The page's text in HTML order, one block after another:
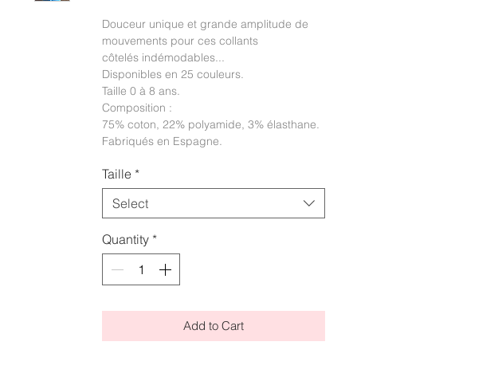
Douceur unique et grande amplitude de
mouvements pour ces collants
côtelés indémodables...
Disponibles en 25 couleurs.
Taille 0 à 8 ans.
Composition :
75% coton, 22% polyamide, 3% élasthane.
Fabriqués en Espagne.
Taille *
Select
Quantity *
Add to Cart